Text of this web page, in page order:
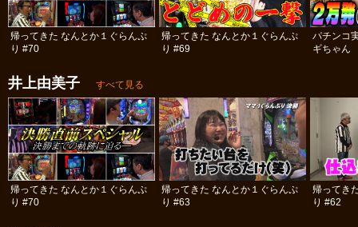
帰ってきた なんとか１ぐらんぷ
り #70
帰ってきた なんとか１ぐらんぷ
り #69
パチンコ
ギちゃん
井上由美子 すべて見る
帰ってきた なんとか１ぐらんぷ
り #70
帰ってきた なんとか１ぐらんぷ
り #63
帰ってき
り #62